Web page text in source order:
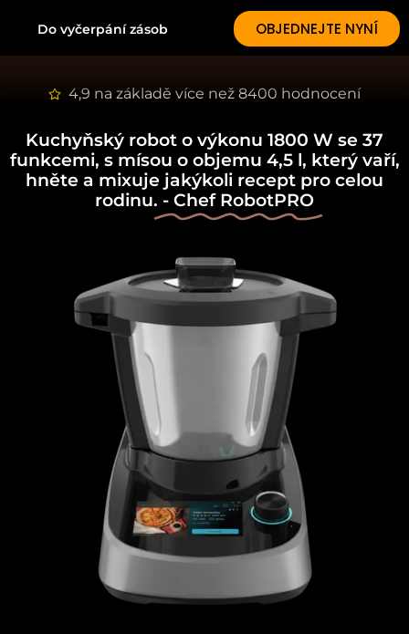
Do vyčerpání zásob OBJEDNEJTE NYNÍ
4,9 na základě více než 8400 hodnocení
Kuchyňský robot o výkonu 1800 W se 37
funkcemi, s mísou o objemu 4,5 l, který vaří,
hněte a mixuje jakýkoli recept pro celou
rodinu. - Chef RobotPRO